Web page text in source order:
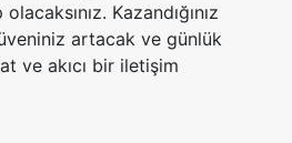
Kazandığınız
artacak ve günlük
ve akıcı bir iletişim